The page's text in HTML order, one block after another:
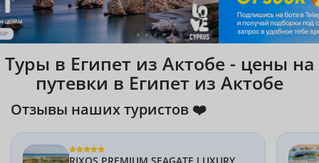
Туры в Египет из Актобе - цены на
путевки в Египет из Актобе
Отзывы наших туристов ❤️